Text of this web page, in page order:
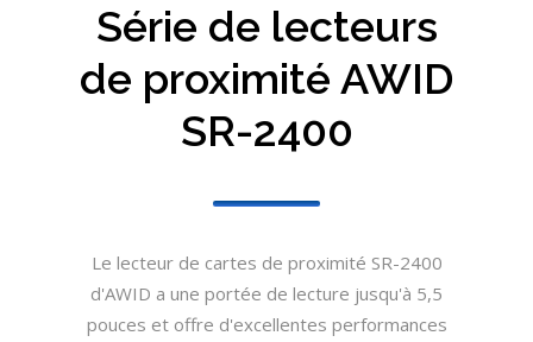
Série de lecteurs
de proximité AWID
SR-2400
Le lecteur de cartes de proximité SR-2400
d'AWID a une portée de lecture jusqu'à 5,5
pouces et offre d'excellentes performances